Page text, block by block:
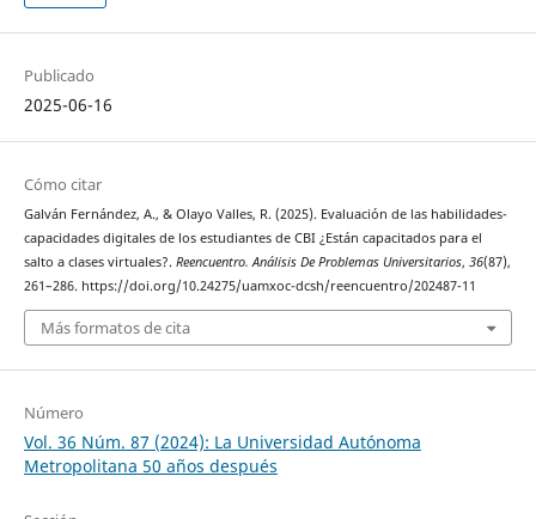
Publicado
2025-06-16
Cómo citar
Galván Fernández, A., & Olayo Valles, R. (2025). Evaluación de las habilidades-
capacidades digitales de los estudiantes de CBI ¿Están capacitados para el
salto a clases virtuales?. Reencuentro. Análisis De Problemas Universitarios, 36(87),
261–286. https://doi.org/10.24275/uamxoc-dcsh/reencuentro/202487-11
Más formatos de cita
Número
Vol. 36 Núm. 87 (2024): La Universidad Autónoma
Metropolitana 50 años después